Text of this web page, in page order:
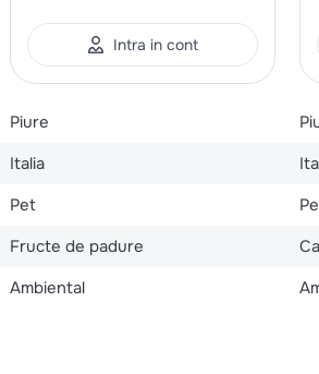
Intra in cont
Piure
Italia
Pet
Fructe de padure
Ambiental